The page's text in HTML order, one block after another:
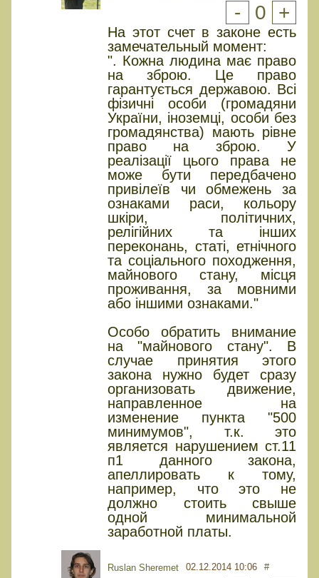
- 0 +
На этот счет в законе есть
замечательный момент:
". Кожна людина має право
на зброю. Це право
гарантується державою. Всі
фізичні особи (громадяни
України, іноземці, особи без
громадянства) мають рівне
право на зброю. У
реалізації цього права не
може бути передбачено
привілеїв чи обмежень за
ознаками раси, кольору
шкіри, політичних,
релігійних та інших
переконань, статі, етнічного
та соціального походження,
майнового стану, місця
проживання, за мовними
або іншими ознаками."
Особо обратить внимание
на "майнового стану". В
случае принятия этого
закона нужно будет сразу
организовать движение,
направленное на
изменение пункта "500
минимумов", т.к. это
является нарушением ст.11
п1 данного закона,
апеллировать к тому,
например, что это не
должно стоить свыше
одной минимальной
заработной платы.
Ruslan Sheremet 02.12.2014 10:06 #